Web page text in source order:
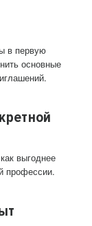
в первую
основные
выгоднее
профессии.